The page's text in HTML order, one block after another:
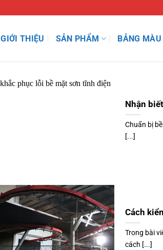
GIỚI THIỆU SẢN PHẨM BẢNG MÀU
Nhận
Chuẩn bị
[...]
Cách
Trong bài
cách [...]